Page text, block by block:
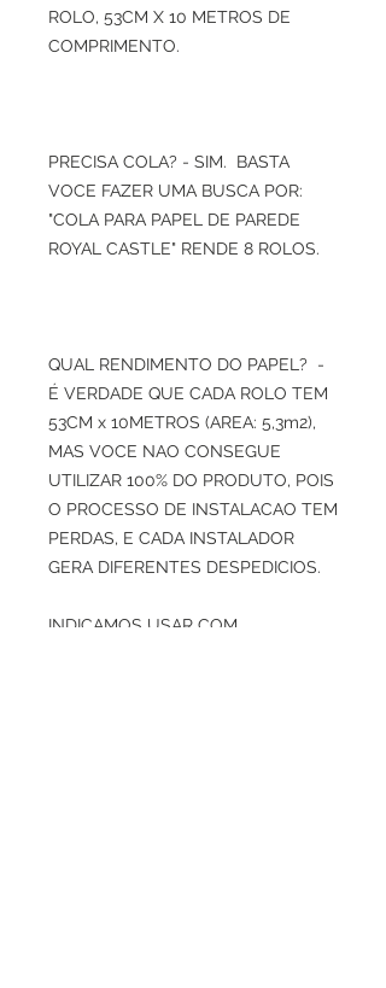
ROLO, 53CM X 10 METROS DE
COMPRIMENTO.
PRECISA COLA? - SIM. BASTA
VOCE FAZER UMA BUSCA POR:
"COLA PARA PAPEL DE PAREDE
ROYAL CASTLE" RENDE 8 ROLOS.
QUAL RENDIMENTO DO PAPEL? -
É VERDADE QUE CADA ROLO TEM
53CM x 10METROS (AREA: 5,3m2),
MAS VOCE NAO CONSEGUE
UTILIZAR 100% DO PRODUTO, POIS
O PROCESSO DE INSTALACAO TEM
PERDAS, E CADA INSTALADOR
GERA DIFERENTES DESPEDICIOS.
INDICAMOS USAR COM